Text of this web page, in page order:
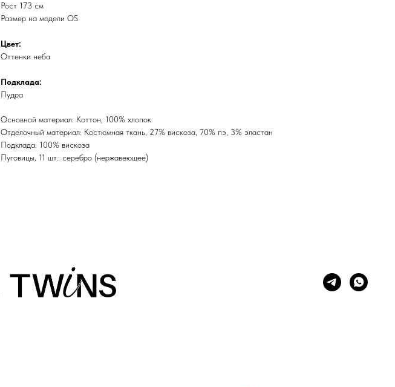
Рост 173 см
Размер на модели OS
Цвет:
Оттенки неба
Подклада:
Пудра
Основной материал: Kоттон, 100% хлопок
Отделочный материал: Костюмная ткань, 27% вискоза, 70% пэ, 3% эластан
Подклада: 100% вискоза
Пуговицы, 11 шт.: серебро (нержавеющее)